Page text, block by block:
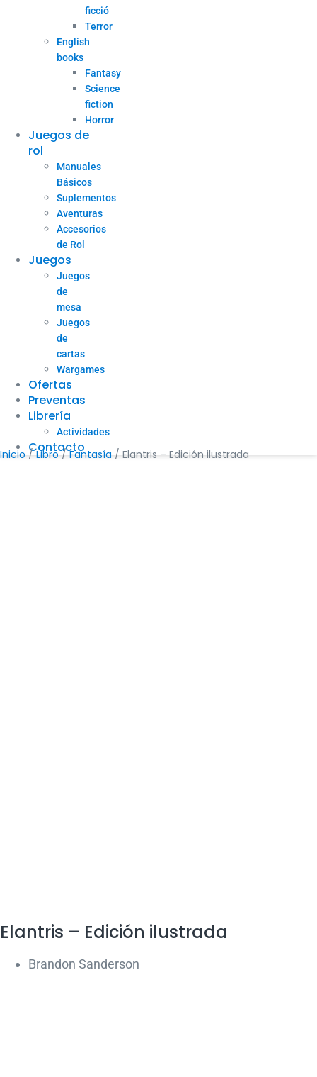
ficció
Terror
English
books
Fantasy
Science
fiction
Horror
Juegos de
rol
Manuales
Básicos
Suplementos
Aventuras
Accesorios
de Rol
Juegos
Juegos
de
mesa
Juegos
de
cartas
Wargames
Ofertas
Preventas
Librería
Actividades
Contacto
Inicio /Libro/Fantasía / Elantris – Edición ilustrada
Elantris – Edición ilustrada
Brandon Sanderson